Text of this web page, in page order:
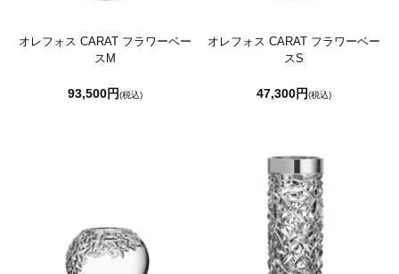
オレフォス CARAT フラワーベー
スM
93,500円(税込)
オレフォス CARAT フラワーベー
スS
47,300円(税込)